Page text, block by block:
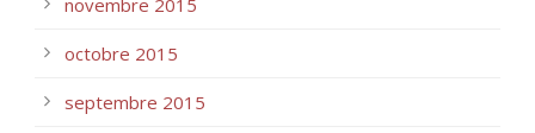
novembre 2015
octobre 2015
septembre 2015